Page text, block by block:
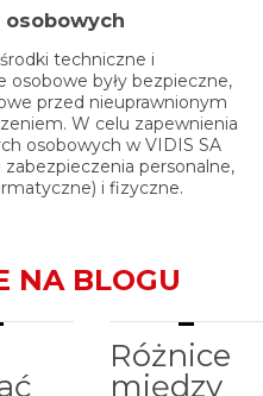
techniczne i
osobowe były bezpieczne,
przed nieuprawnionym
W celu zapewnienia
osobowych w VIDIS SA
personalne,
i fizyczne.
NA BLOGU
Różnice
między